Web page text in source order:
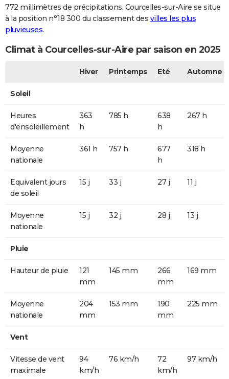
772 millimètres de précipitations. Courcelles-sur-Aire se situe
à la position n°18 300 du classement des villes les plus
pluvieuses.
Climat à Courcelles-sur-Aire par saison en 2025
Hiver Printemps Eté Automne
Soleil
Heures
d'ensoleillement
363
h
785 h
638
h
267 h
Moyenne
nationale
361 h 757 h
677
h
318 h
Equivalent jours
de soleil
15 j 33 j 27 j 11 j
Moyenne
nationale
15 j 32 j 28 j 13 j
Pluie
Hauteur de pluie
121
mm
145 mm
266
mm
169 mm
Moyenne
nationale
204
mm
153 mm
190
mm
225 mm
Vent
Vitesse de vent
maximale
94
km/h
76 km/h
72
km/h
97 km/h